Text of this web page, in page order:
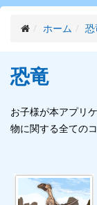
ホーム 恐
恐竜
お子様が本アプリ
物に関する全ての